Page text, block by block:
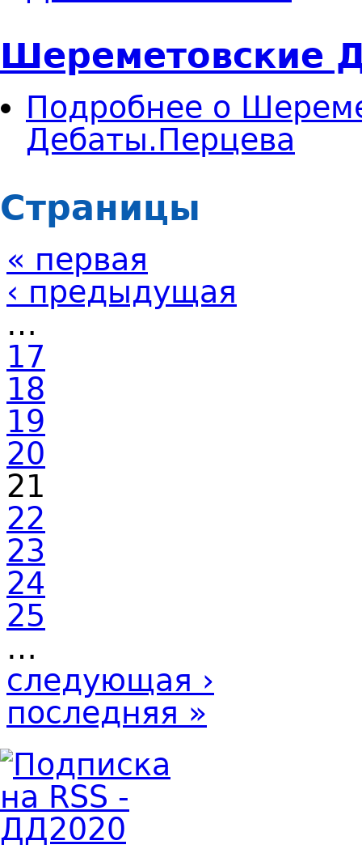
Шереметовские
Подробнее о
Дебаты.Перцева
Страницы
« первая
‹ предыдущая
…
17
18
19
20
21
22
23
24
25
…
следующая ›
последняя »